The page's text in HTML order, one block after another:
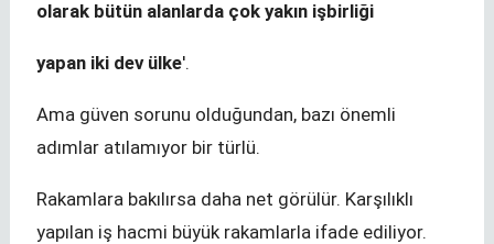
olarak bütün alanlarda çok yakın işbirliği
yapan iki dev ülke'.
Ama güven sorunu olduğundan, bazı önemli
adımlar atılamıyor bir türlü.
Rakamlara bakılırsa daha net görülür. Karşılıklı
yapılan iş hacmi büyük rakamlarla ifade ediliyor.